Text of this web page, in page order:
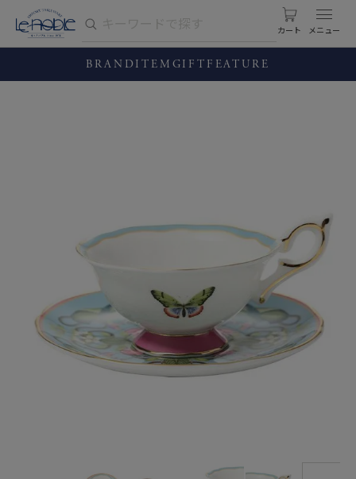
カート
BRANDITEM GIFT FEATURE